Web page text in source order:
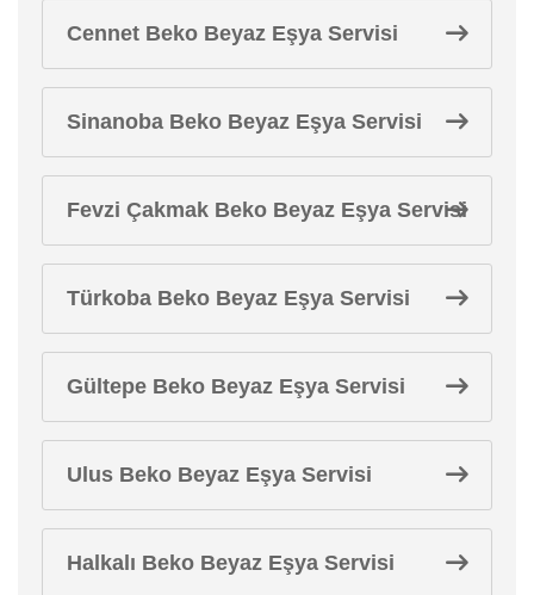
Cennet Beko Beyaz Eşya Servisi
Sinanoba Beko Beyaz Eşya Servisi
Fevzi Çakmak Beko Beyaz Eşya Servisi
Türkoba Beko Beyaz Eşya Servisi
Gültepe Beko Beyaz Eşya Servisi
Ulus Beko Beyaz Eşya Servisi
Halkalı Beko Beyaz Eşya Servisi